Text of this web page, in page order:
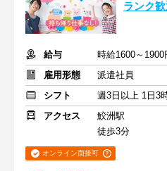
ランク
給与
時給1600～
雇用形態
派遣社員
シフト
週3日以上 1日3
アクセス
鮫洲駅
徒歩3分
オンライン面接可